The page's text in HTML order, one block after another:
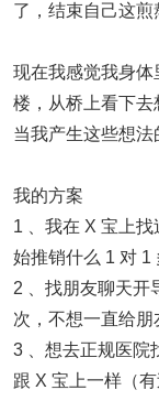
了，结束自己这煎
现在我感觉我身
楼，从桥上看下去
当我产生这些想
我的方案
1 、我在 X 宝上
始推销什么 1 对 1
2 、找朋友聊天开
次，不想一直给朋
3 、想去正规医院
跟 X 宝上一样（